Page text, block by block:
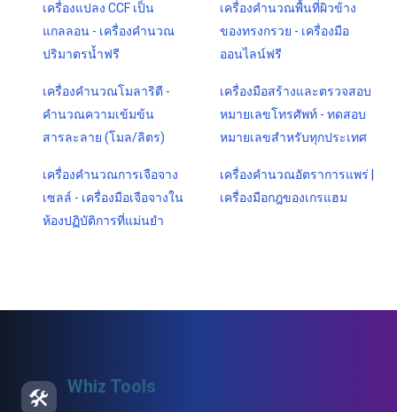
เครื่องแปลง CCF เป็น
แกลลอน - เครื่องคำนวณ
ปริมาตรน้ำฟรี
เครื่องคำนวณพื้นที่ผิวข้าง
ของทรงกรวย - เครื่องมือ
ออนไลน์ฟรี
เครื่องคำนวณโมลาริตี -
คำนวณความเข้มข้น
สารละลาย (โมล/ลิตร)
เครื่องมือสร้างและตรวจสอบ
หมายเลขโทรศัพท์ - ทดสอบ
หมายเลขสำหรับทุกประเทศ
เครื่องคำนวณการเจือจาง
เซลล์ - เครื่องมือเจือจางใน
ห้องปฏิบัติการที่แม่นยำ
เครื่องคำนวณอัตราการแพร่ |
เครื่องมือกฎของเกรแฮม
🛠️ Whiz Tools